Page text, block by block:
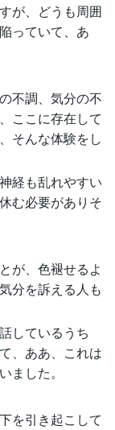
が、どうも周囲
っていて、あ
不調、気分の不
ここに存在して
そんな体験をし
経も乱れやすい
む必要がありそ
が、色褪せるよ
分を訴える人も
しているうち
、ああ、これは
ました。
を引き起こして